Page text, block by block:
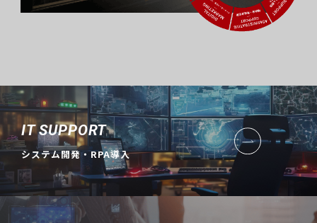
IT SUPPORT
システム開発・RPA導入